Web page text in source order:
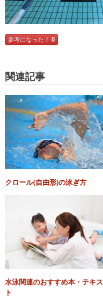
参考になった！ 0
関連記事
クロール(自由形)の泳ぎ方
水泳関連のおすすめ本・テキス
ト